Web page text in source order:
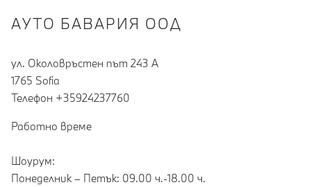
АУТО БАВАРИЯ ООД
ул. Околовръстен път 243 А
1765 Sofia
Teлефон +35924237760
Работно време
Шоурум:
Понеделник – Петък: 09.00 ч.-18.00 ч.